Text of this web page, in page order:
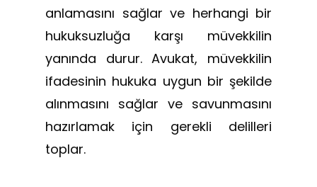
anlamasını sağlar ve herhangi bir
hukuksuzluğa karşı müvekkilin
yanında durur. Avukat, müvekkilin
ifadesinin hukuka uygun bir şekilde
alınmasını sağlar ve savunmasını
hazırlamak için gerekli delilleri
toplar.